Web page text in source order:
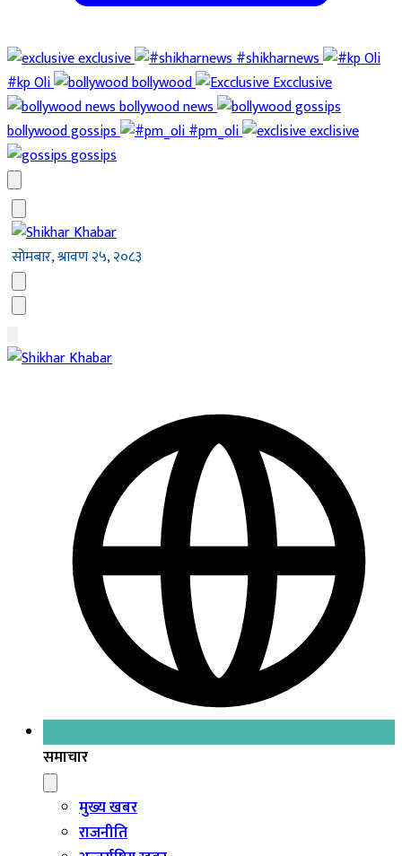
exclusive
#shikharnews
#kp Oli
bollywood
Excclusive
bollywood news
bollywood gossips
#pm_oli
exclisive
gossips
सोमबार, श्रावण २५, २०८३
समाचार
मुख्य खबर
राजनीति